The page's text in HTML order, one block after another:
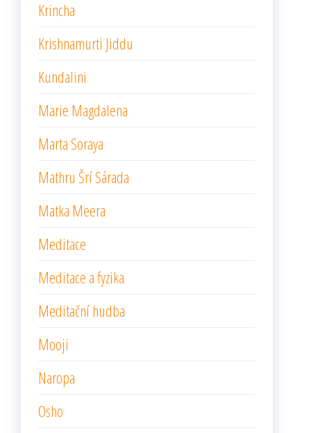
Krincha
Krishnamurti Jiddu
Kundalini
Marie Magdalena
Marta Soraya
Mathru Šrí Sárada
Matka Meera
Meditace
Meditace a fyzika
Meditační hudba
Mooji
Naropa
Osho